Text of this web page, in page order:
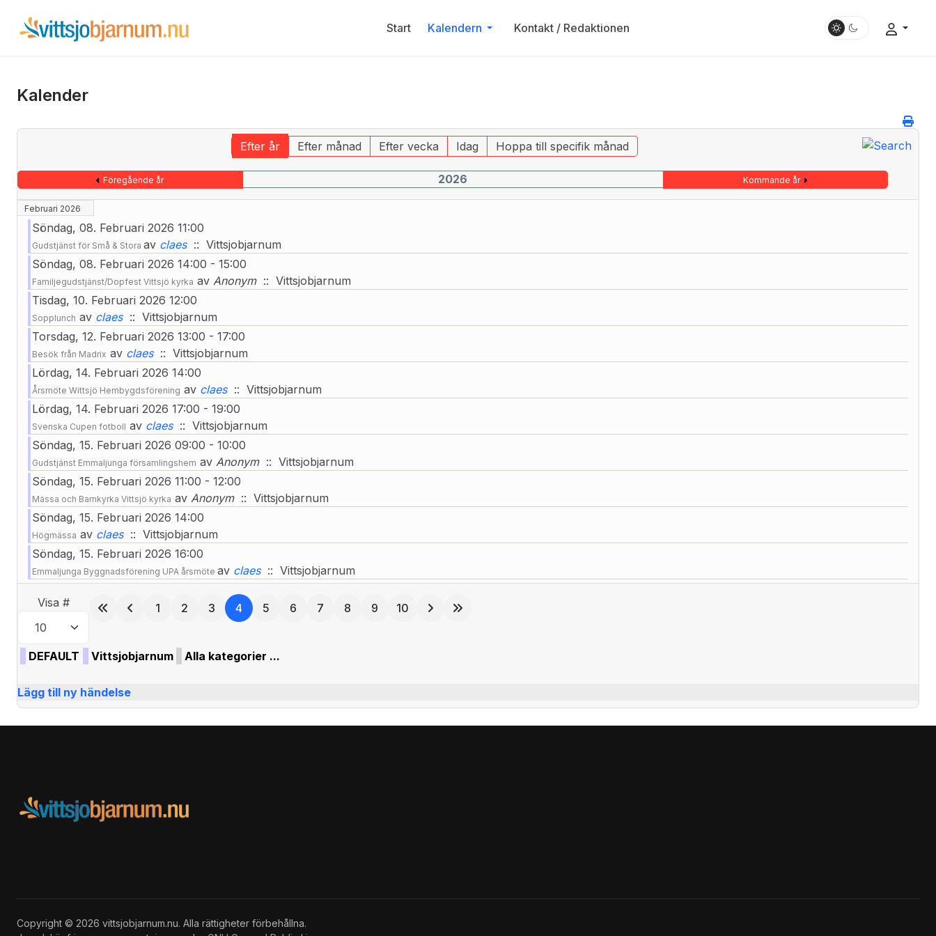
Start Kalendern Kontakt / Redaktionen
Kalender
Efter år Efter månad Efter vecka Idag Hoppa till specifik månad
Föregående år 2026 Kommande år
Februari 2026
Söndag, 08. Februari 2026 11:00
Gudstjänst för Små & Stora av claes:: Vittsjobjarnum
Söndag, 08. Februari 2026 14:00 - 15:00
Familjegudstjänst/Dopfest Vittsjö kyrka av Anonym:: Vittsjobjarnum
Tisdag, 10. Februari 2026 12:00
Sopplunch av claes:: Vittsjobjarnum
Torsdag, 12. Februari 2026 13:00 - 17:00
Besök från Madrix av claes:: Vittsjobjarnum
Lördag, 14. Februari 2026 14:00
Årsmöte Wittsjö Hembygdsförening av claes:: Vittsjobjarnum
Lördag, 14. Februari 2026 17:00 - 19:00
Svenska Cupen fotboll av claes:: Vittsjobjarnum
Söndag, 15. Februari 2026 09:00 - 10:00
Gudstjänst Emmaljunga församlingshem av Anonym:: Vittsjobjarnum
Söndag, 15. Februari 2026 11:00 - 12:00
Mässa och Barnkyrka Vittsjö kyrka av Anonym:: Vittsjobjarnum
Söndag, 15. Februari 2026 14:00
Högmässa av claes:: Vittsjobjarnum
Söndag, 15. Februari 2026 16:00
Emmaljunga Byggnadsförening UPA årsmöte av claes:: Vittsjobjarnum
Visa # 1 2 3 4 5 6 7 8 9 10
DEFAULT Vittsjobjarnum Alla kategorier ...
Lägg till ny händelse
Copyright © 2026 vittsjobjarnum.nu. Alla rättigheter förbehållna.